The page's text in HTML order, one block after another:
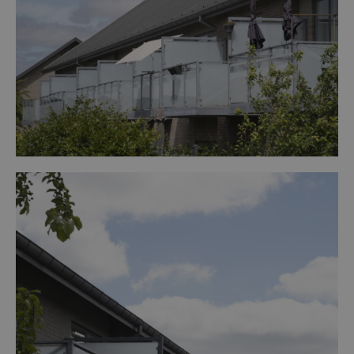
Kort beskrivelse af samarbejdet i
projektet
Der har været en tæt kontakt mellem bygherrens direktør
gennem de indledende planlægnings-, udbuds- og
udførelsesfaser. Samarbejdet har været præget af tillid til
hinanden, hvilket bl.a. har givet en Byggerating på A (4,8 af 5
point). Trods udskiftninger af bygherrens direktør samt
bygherrerådgiver at fastholde viden i bygherrens
organisation. Der har ikke været de store udfordringer
undervejs. Det der har været er det lykkedes at løse uden de
store problemer.
Fra DAI har der været fast tilkoblet to bygherrerådgivere,
hvor overdragelse er foregået uden problemer for bygherre.